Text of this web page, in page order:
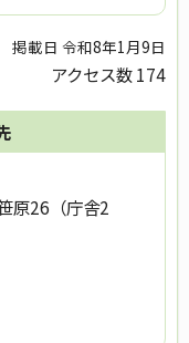
掲載日 令和8年1月9日
アクセス数174
原26（庁舎2